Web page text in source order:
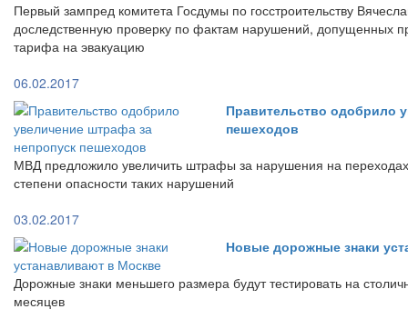
Первый зампред комитета Госдумы по госстроительству
доследственную проверку по фактам нарушений, допущенных
тарифа на эвакуацию
06.02.2017
Правительство одобрило
пешеходов
МВД предложило увеличить штрафы за нарушения на
степени опасности таких нарушений
03.02.2017
Новые дорожные знаки
Дорожные знаки меньшего размера будут тестировать на
месяцев